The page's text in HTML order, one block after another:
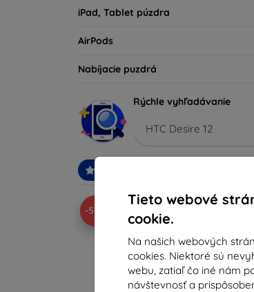
Tieto webové
cookie.
Na našich webových
cookies. Niektoré sú
webu, zatiaľ čo iné nám
návštevnosť a
iPad, Tablet púzdra
AirPods
Nabíjacie puzdrá
Rýchle vyhľadávanie
HTC Desire 12
-56%